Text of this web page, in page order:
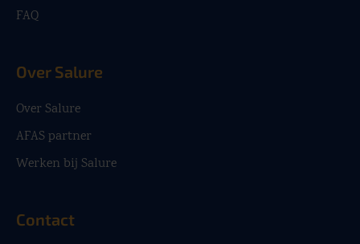
FAQ
Over Salure
Over Salure
AFAS partner
Werken bij Salure
Contact